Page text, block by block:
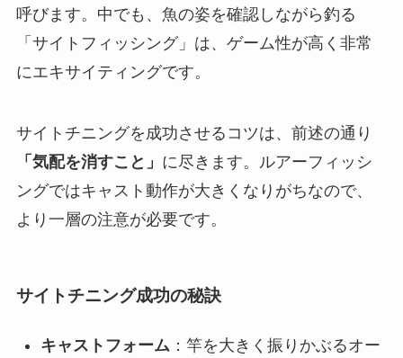
呼びます。中でも、魚の姿を確認しながら釣る
「サイトフィッシング」は、ゲーム性が高く非常
にエキサイティングです。
サイトチニングを成功させるコツは、前述の通り
「気配を消すこと」 に尽きます。ルアーフィッシ
ングではキャスト動作が大きくなりがちなので、
より一層の注意が必要です。
サイトチニング成功の秘訣
キャストフォーム ：竿を大きく振りかぶるオー